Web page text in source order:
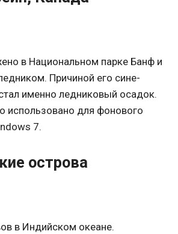
в Национальном парке Банф и
Причиной его сине-
именно ледниковый осадок.
использовано для фонового
7.
острова
в Индийском океане.